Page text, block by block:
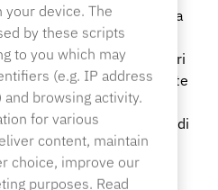
gli articoli più soggetti a
comprendono cavi
articoli idraulici e accessori
sembrano particolarmente
ruba sul mercato
in cui un espositore di
svuotato in meno di
specifica dei ladri
device. The
by these scripts
to you which may
(e.g. IP address
browsing activity.
for various
content, maintain
choice, improve our
purposes. Read